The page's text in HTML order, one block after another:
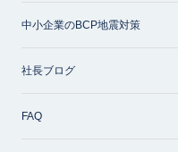
中小企業のBCP地震対策
社長ブログ
FAQ